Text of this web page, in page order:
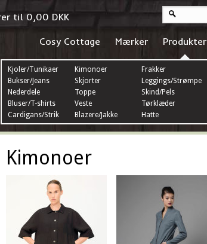
til0,00 DKK
Cosy Cottage Mærker Produkter
Kjoler/Tunikaer
Bukser/Jeans
Nederdele
Bluser/T-shirts
Cardigans/Strik
Kimonoer
Skjorter
Toppe
Veste
Blazere/Jakke
Frakker
Leggings/Strømper
Skind/Pels
Tørklæder
Hatte
Kimonoer